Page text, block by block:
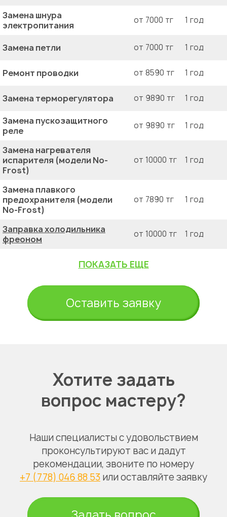
Замена шнура
электропитания
от 7000 тг 1 год
Замена петли от 7000 тг 1 год
Ремонт проводки от 8590 тг 1 год
Замена терморегулятора от 9890 тг 1 год
Замена пускозащитного
реле
от 9890 тг 1 год
Замена нагревателя
испарителя (модели No-
Frost)
от 10000 тг 1 год
Замена плавкого
предохранителя (модели
No-Frost)
от 7890 тг 1 год
Заправка холодильника
фреоном
от 10000 тг 1 год
ПОКАЗАТЬ ЕЩЕ
Оставить заявку
Хотите задать
вопрос мастеру?
Наши специалисты с удовольствием
проконсультируют вас и дадут
рекомендации, звоните по номеру
+7 (778) 046 88 53 или оставляйте заявку